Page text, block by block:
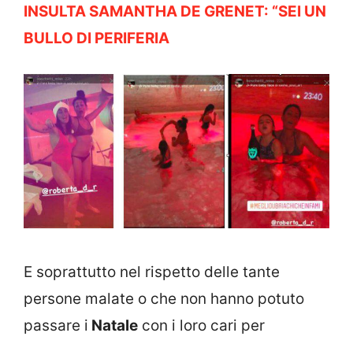
INSULTA SAMANTHA DE GRENET: “SEI UN
BULLO DI PERIFERIA
E soprattutto nel rispetto delle tante
persone malate o che non hanno potuto
passare i Natale con i loro cari per